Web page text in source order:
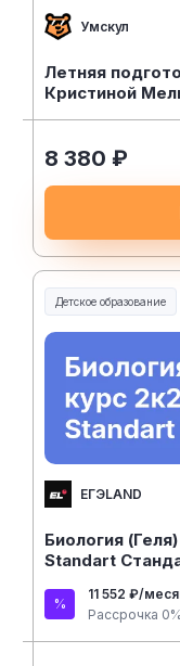
Умскул
Летняя
Кристиной
8 380 ₽
Детское образование
ЕГЭLAND
Биология
Standart
11 552 ₽/
Рассрочка 0%